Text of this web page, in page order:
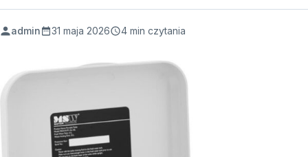
admin 31 maja 2026 4 min czytania